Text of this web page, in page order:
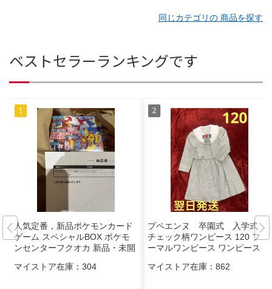
同じカテゴリの 商品を探す
ベストセラーランキングです
人気定番，新品ポケモンカード
ゲーム スペシャルBOX ポケモ
ンセンターフクオカ 新品・未開
マイストア在庫： 304
プペエンヌ 卒園式 入学式
チェック柄ワンピース 120 フォ
ーマルワンピース ワンピース
マイストア在庫： 862